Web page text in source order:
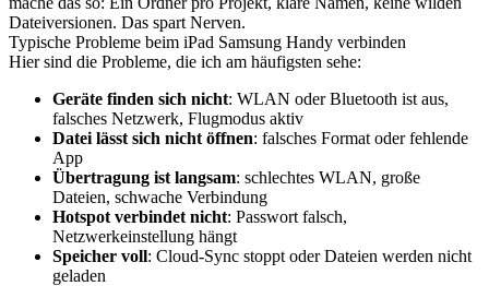
Dateiversionen. Das spart Nerven.
Typische Probleme beim iPad Samsung Handy verbinden
Hier sind die Probleme, die ich am häufigsten sehe:
Geräte finden sich nicht: WLAN oder Bluetooth ist aus,
falsches Netzwerk, Flugmodus aktiv
Datei lässt sich nicht öffnen: falsches Format oder fehlende
App
Übertragung ist langsam: schlechtes WLAN, große
Dateien, schwache Verbindung
Hotspot verbindet nicht: Passwort falsch,
Netzwerkeinstellung hängt
Speicher voll: Cloud-Sync stoppt oder Dateien werden nicht
geladen